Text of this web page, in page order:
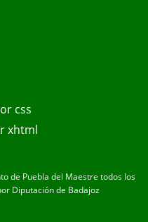
de Puebla del Maestre todos los
Diputación de Badajoz